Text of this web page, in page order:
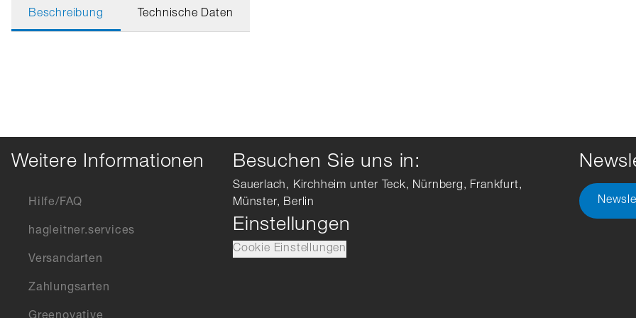
Beschreibung Technische Daten
Weitere Informationen
Hilfe/FAQ
hagleitner.services
Versandarten
Zahlungsarten
Besuchen Sie uns in:
Sauerlach, Kirchheim unter Teck, Nürnberg, Frankfurt,
Münster, Berlin
Einstellungen
Cookie Einstellungen